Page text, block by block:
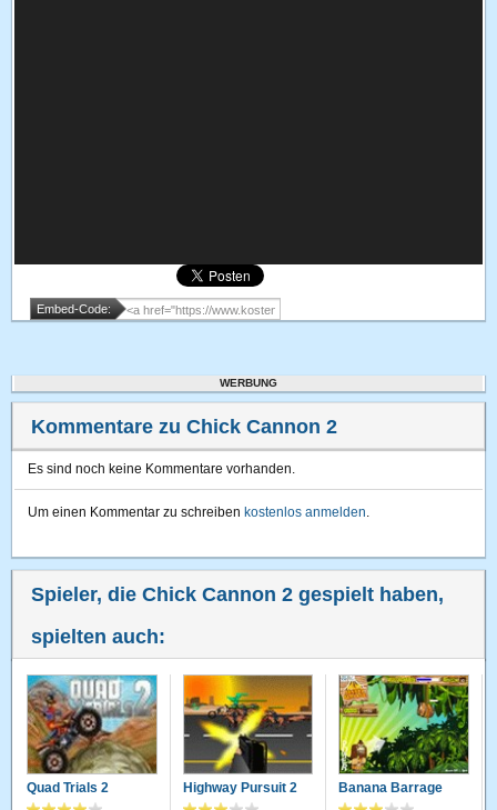
Embed-Code:
WERBUNG
Kommentare zu Chick Cannon 2
Es sind noch keine Kommentare vorhanden.
Um einen Kommentar zu schreiben kostenlos anmelden.
Spieler, die Chick Cannon 2 gespielt haben,
spielten auch:
Quad Trials 2 Highway Pursuit 2 Banana Barrage